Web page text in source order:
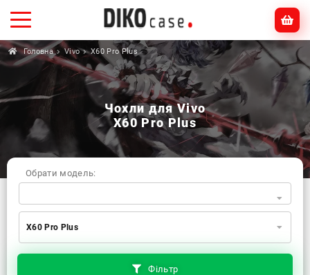
Головна Vivo X60 Pro Plus
Чохли для Vivo
X60 Pro Plus
Фільтр
Обрати модель:
Xiaomi
Apple
Huawei
Realme
TECNO
ZTE
OnePlus
X60 Pro Plus